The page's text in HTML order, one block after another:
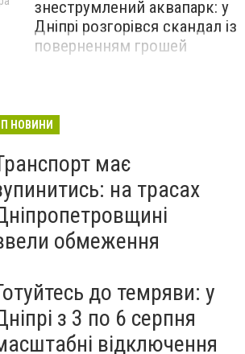
знеструмлений аквапарк: у
Дніпрі розгорівся скандал із
поверненням грошей
НОВИНИ
має
на трасах
обмеження
до темряви: у
з 3 по 6 серпня
відключення